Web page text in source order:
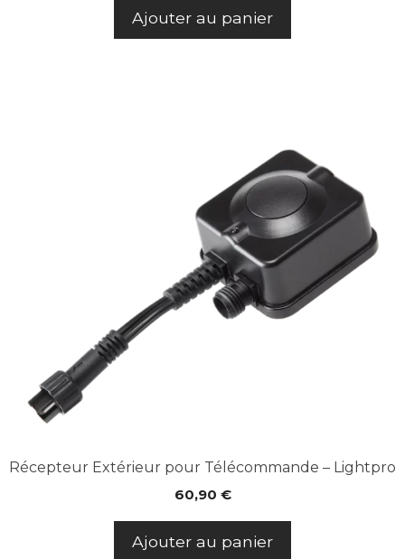
Ajouter au panier
Récepteur Extérieur pour Télécommande – Lightpro
60,90 €
Ajouter au panier